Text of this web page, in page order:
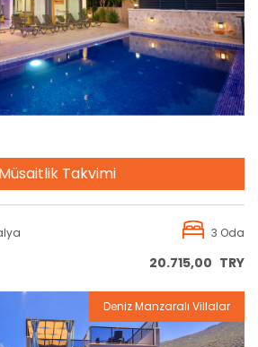
Müsaitlik Takvimi
3 Oda
20.715,00 TRY
Deniz Manzaralı Villalar